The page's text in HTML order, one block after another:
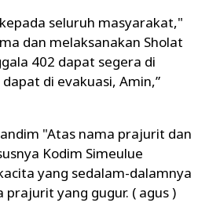
seluruh masyarakat,"
dan melaksanakan Sholat
402 dapat segera di
di evakuasi, Amin,”
"Atas nama prajurit dan
Kodim Simeulue
yang sedalam-dalamnya
yang gugur. ( agus )